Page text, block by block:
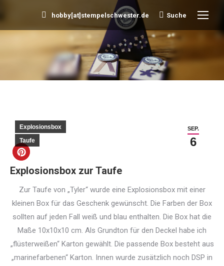
hobby[at]stempelschwester.de Search:
Suche
Sie befinden sich hier:
SEP.
6
Explosionsbox
Taufe
Explosionsbox zur Taufe
Zur Taufe von „Tyler“ wurde eine Explosionsbox mit einer
kleinen Box für das Geschenk gewünscht. Die Farben der Box
sollten auf jeden Fall weiß und blau enthalten. Die Box hat die
Maße 10x10x10 cm. Als Grundton für den Deckel habe ich
„flüsterweißen“ Karton gewählt. Die passende Box besteht aus
„marinefarbenen“ Karton. Innen wurde zusätzlich noch DSP in